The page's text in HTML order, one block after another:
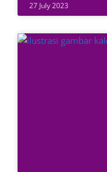
27 July 2023